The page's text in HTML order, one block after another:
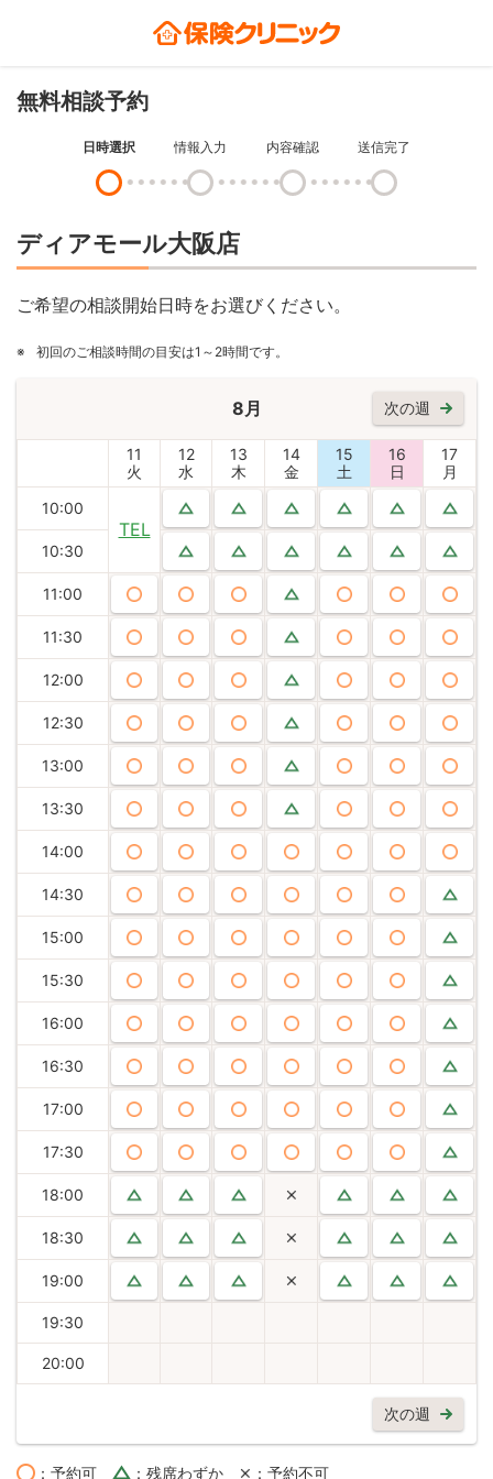
無料相談予約
日時選択 情報入力 内容確認 送信完了
ディアモール大阪店
ご希望の相談開始日時をお選びください。
※ 初回のご相談時間の目安は1～2時間です。
次の週
8月
11
火
12
水
13
木
14
金
15
土
16
日
17
月
10:00
TEL
10:30
11:00
11:30
12:00
12:30
13:00
13:30
14:00
14:30
15:00
15:30
16:00
16:30
17:00
17:30
18:00
18:30
19:00
19:30
20:00
次の週
：予約可 ：残席わずか ：予約不可